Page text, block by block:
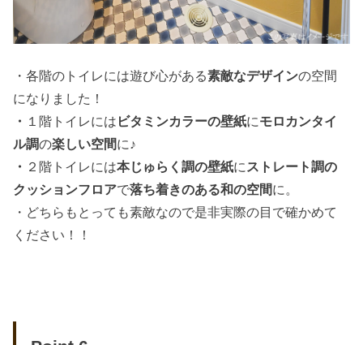
・各階のトイレには遊び心がある素敵なデザインの空間
になりました！
・ １階トイレには ビタミンカラーの壁紙にモロカンタイ
ル調の楽しい空間に♪
・ ２階トイレには本じゅらく調の壁紙に ストレート調の
クッションフロアで落ち着きのある和の空間に。
・どちらもとっても素敵なので是非実際の目で確かめて
ください！！